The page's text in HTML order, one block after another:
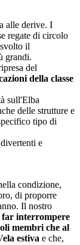
alle derive. I
regate di circolo
il
grandi.
del
della classe
sull'Elba
delle strutture e
tipo di
e
condizione,
di proporre
Il nostro
far interrompere
membri che al
estiva e che,